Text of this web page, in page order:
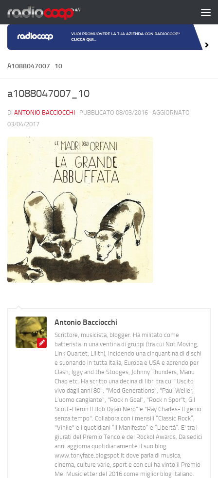
Salta al contenuto
A1088047007_10
a1088047007_10
DI ANTONIO BACCIOCCHI · PUBBLICATO 08/03/2016 · AGGIORNATO
03/04/2017
Antonio Bacciocchi
Scrittore, musicista, blogger. Ha militato come
batterista in una ventina di gruppi (tra cui Not Moving,
Link Quartet, Lilith), incidendo una cinquantina di dischi
e suonando in tutta Italia, Europa e USA e aprendo per
Clash, Iggy and the Stooges, Johnny Thunders, Manu
Chao etc. Ha scritto una decina di libri tra cui "Uscito
vivo dagli anni 80", "Mod Generations", "Paul Weller,
L’uomo cangiante", "Rock n Goal", "Rock n Spor"t, Gil
Scott-Heron Il Bob Dylan Nero" e "Ray Charles- Il genio
senza tempo". Collabora con i mensili “Classic Rock”,
"Vinile" e i quotidiani “Il Manifesto” e “Libertà”. E' tra i
giurati del Premio Tenco e del Rockol Awards. Da sedici
anni aggiorna quotidianamente il suo blog
www.tonyface.blogspot.it dove parla di musica,
cinema, culture varie, sport e con cui ha vinto il Premio
Mei Musicletter del 2016 come miglior blog italiano.